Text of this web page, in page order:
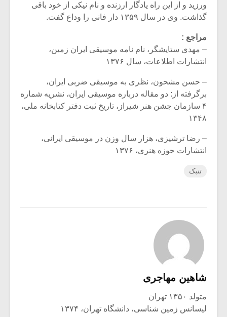
ورزید و از این راه یادگار ارزنده و نام نیکی از خود باقی
گذاشت. وی در سال ۱۳۵۹ دار فانی را وداع گفت.
مراجع :
– مهدی ستایشگر، نام نامه موسیقی ایران زمین،
انتشارات اطلاعات، سال ۱۳۷۶
– حسن مشحون، نظری به موسیقی ضربی ایران،
برگرفته از: دو مقاله درباره موسیقی ایران، نشریه شماره
۴ سازمان جشن هنر شیراز، تاریخ ثبت دفتر کتابخانه ملی،
۱۳۴۸
– رضا ترشیزی، هزار سال وزن در موسیقی ایرانی،
انتشارات حوزه هنری، ۱۳۷۶
تنبک
شاهین مهاجری
متولد ۱۳۵۰ تهران
لیسانس زمین شناسی، دانشگاه تهران، ۱۳۷۴